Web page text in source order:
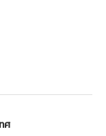
ศ